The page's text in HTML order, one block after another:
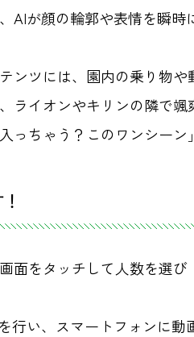
AIが顔の輪郭や表情を瞬
ンツには、園内の乗り物
ライオンやキリンの隣で
っちゃう？このワンシーン
面をタッチして人数を選
行い、スマートフォンに